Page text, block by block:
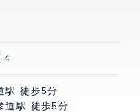
駅 徒歩5分
道駅 徒歩5分